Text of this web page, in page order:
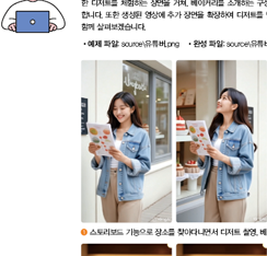
길이를 마음대로! 캡컷(Capcut) 알
구성
있는 숏폼 영상 만들기
영상 구성하기
상 생성하기